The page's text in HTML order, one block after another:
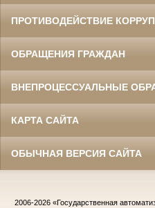
ПРОТИВОДЕЙСТВИЕ
ОБРАЩЕНИЯ ГРАЖДАН
ВНЕПРОЦЕССУАЛЬНЫЕ
КАРТА САЙТА
ОБЫЧНАЯ ВЕРСИЯ САЙТА
2006-2026 «Государственная